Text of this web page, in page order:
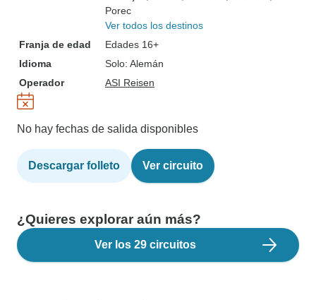
Porec
Ver todos los destinos
Franja de edad
Edades 16+
Idioma
Solo: Alemán
Operador
ASI Reisen
No hay fechas de salida disponibles
Descargar folleto Ver circuito
¿Quieres explorar aún más?
Ver los 29 circuitos